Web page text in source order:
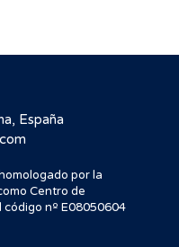
España
por la
Centro de
nº E08050604